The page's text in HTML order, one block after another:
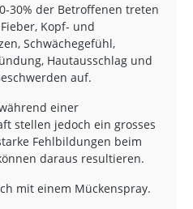
30% der Betroffenen treten
Kopf- und
Schwächegefühl,
Hautausschlag und
auf.
einer
stellen jedoch ein grosses
Fehlbildungen beim
daraus resultieren.
mit einem Mückenspray.